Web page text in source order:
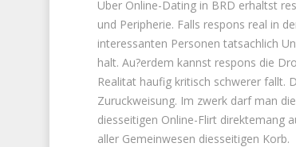
Uber Online-Dating in BRD erhaltst
und Peripherie. Falls respons real in
interessanten Personen tatsachlich
halt. Au?erdem kannst respons die
Realitat haufig kritisch schwerer fallt.
Zuruckweisung. Im zwerk darf man
diesseitigen Online-Flirt direktemang
aller Gemeinwesen diesseitigen Korb.